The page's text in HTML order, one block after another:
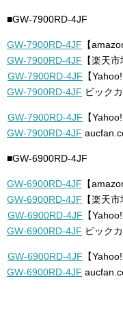
■GW-7900RD-4JF
GW-7900RD-4JF 【
GW-7900RD-4JF 【楽天
GW-7900RD-4JF 【
GW-7900RD-4JF ビック
GW-7900RD-4JF 【
GW-7900RD-4JF
■GW-6900RD-4JF
GW-6900RD-4JF 【
GW-6900RD-4JF 【楽天
GW-6900RD-4JF 【
GW-6900RD-4JF ビック
GW-6900RD-4JF 【
GW-6900RD-4JF